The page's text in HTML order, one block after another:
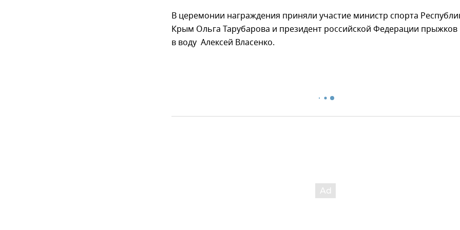
В церемонии награждения приняли участие министр спорта
Крым Ольга Тарубарова и президент российской Федерации прыжков
в воду Алексей Власенко.